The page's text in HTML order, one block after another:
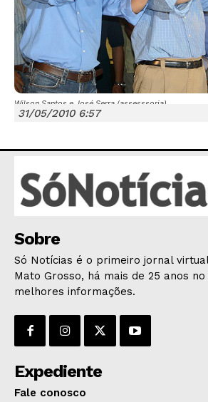
JUNTE-SE NO
HOME
POLÍTICA
POLÍCIA
ECONOMIA
OPINIÃO
GERAL
EDUCAÇÃO
Wilson Santos e José Serra (assesssoria)
31/05/2010 6:57
Sobre
Só Notícias é o primeiro jornal
Mato Grosso, há mais de 25 anos
melhores informações.
Expediente
Fale conosco